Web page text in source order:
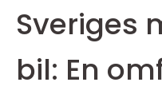
Sveriges
bil: En